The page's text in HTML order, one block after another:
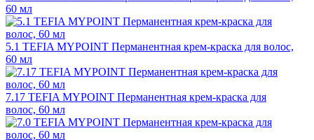
60 мл
5.1 TEFIA MYPOINT Перманентная крем-краска для волос,
60 мл
7.17 TEFIA MYPOINT Перманентная крем-краска для
волос, 60 мл